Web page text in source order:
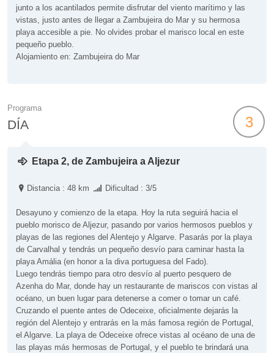
junto a los acantilados permite disfrutar del viento marítimo y las
vistas, justo antes de llegar a Zambujeira do Mar y su hermosa
playa accesible a pie. No olvides probar el marisco local en este
pequeño pueblo.
Alojamiento en: Zambujeira do Mar
Programa
DÍA 3
Etapa 2, de Zambujeira a Aljezur
Distancia : 48 km Dificultad : 3/5
Desayuno y comienzo de la etapa. Hoy la ruta seguirá hacia el
pueblo morisco de Aljezur, pasando por varios hermosos pueblos y
playas de las regiones del Alentejo y Algarve. Pasarás por la playa
de Carvalhal y tendrás un pequeño desvío para caminar hasta la
playa Amália (en honor a la diva portuguesa del Fado).
Luego tendrás tiempo para otro desvío al puerto pesquero de
Azenha do Mar, donde hay un restaurante de mariscos con vistas al
océano, un buen lugar para detenerse a comer o tomar un café.
Cruzando el puente antes de Odeceixe, oficialmente dejarás la
región del Alentejo y entrarás en la más famosa región de Portugal,
el Algarve. La playa de Odeceixe ofrece vistas al océano de una de
las playas más hermosas de Portugal, y el pueblo te brindará una